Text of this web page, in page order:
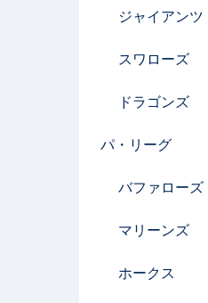
ジャイアンツ
スワローズ
ドラゴンズ
パ・リーグ
バファローズ
マリーンズ
ホークス